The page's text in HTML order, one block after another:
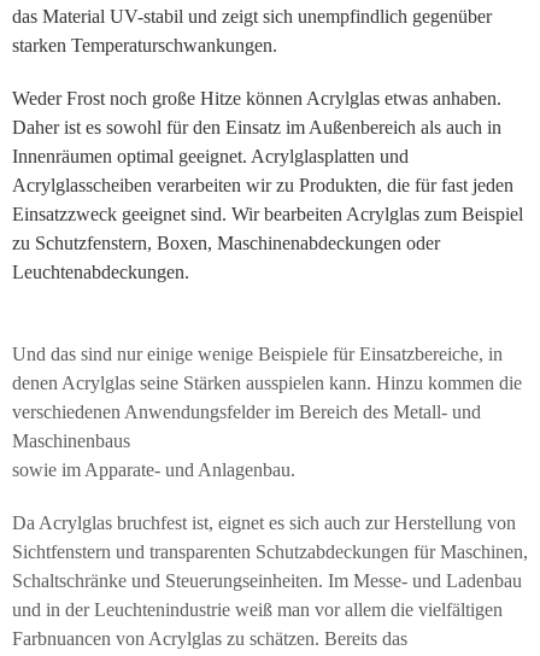
das Material UV-stabil und zeigt sich unempfindlich gegenüber
starken Temperaturschwankungen.
Weder Frost noch große Hitze können Acrylglas etwas anhaben.
Daher ist es sowohl für den Einsatz im Außenbereich als auch in
Innenräumen optimal geeignet. Acrylglasplatten und
Acrylglasscheiben verarbeiten wir zu Produkten, die für fast jeden
Einsatzzweck geeignet sind. Wir bearbeiten Acrylglas zum Beispiel
zu Schutzfenstern, Boxen, Maschinenabdeckungen oder
Leuchtenabdeckungen.
Und das sind nur einige wenige Beispiele für Einsatzbereiche, in
denen Acrylglas seine Stärken ausspielen kann. Hinzu kommen die
verschiedenen Anwendungsfelder im Bereich des Metall- und
Maschinenbaus
sowie im Apparate- und Anlagenbau.
Da Acrylglas bruchfest ist, eignet es sich auch zur Herstellung von
Sichtfenstern und transparenten Schutzabdeckungen für Maschinen,
Schaltschränke und Steuerungseinheiten. Im Messe- und Ladenbau
und in der Leuchtenindustrie weiß man vor allem die vielfältigen
Farbnuancen von Acrylglas zu schätzen. Bereits das